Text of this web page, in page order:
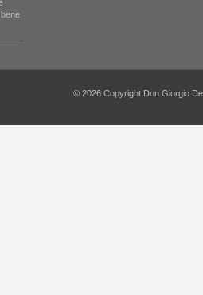
© 2026 Copyright Don Giorgio